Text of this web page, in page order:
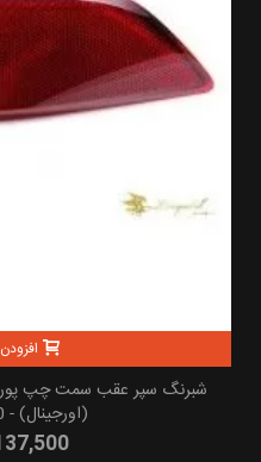
(اورجینال) - 95863110500